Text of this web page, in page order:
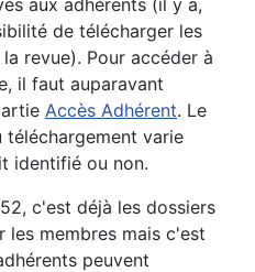
de télécharger les
revue). Pour accéder à
il faut auparavant
Accès Adhérent. Le
téléchargement varie
identifié ou non.
c'est déjà les dossiers
les membres mais c'est
peuvent